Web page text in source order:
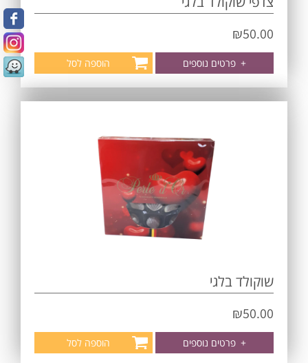
₪50.00
+ פרטים נוספים הוספה לסל
שוקולד בלגי
₪50.00
+ פרטים נוספים הוספה לסל